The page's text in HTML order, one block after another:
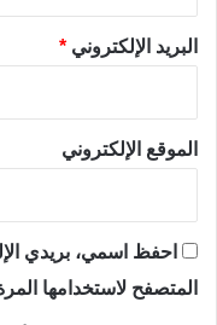
البريد الإلكتروني *
الموقع الإلكتروني
احفظ اسمي، بريدي
المتصفح لاستخدامها